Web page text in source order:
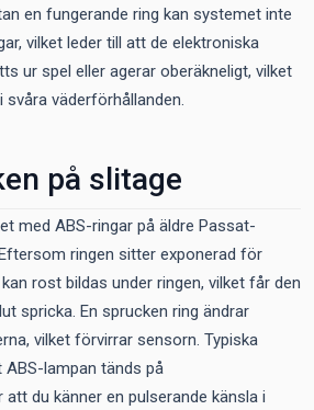
en fungerande ring kan systemet inte
vilket leder till att de elektroniska
ur spel eller agerar oberäkneligt, vilket
svåra väderförhållanden.
på slitage
med ABS-ringar på äldre Passat-
ringen sitter exponerad för
rost bildas under ringen, vilket får den
spricka. En sprucken ring ändrar
vilket förvirrar sensorn. Typiska
lampan tänds på
du känner en pulserande känsla i